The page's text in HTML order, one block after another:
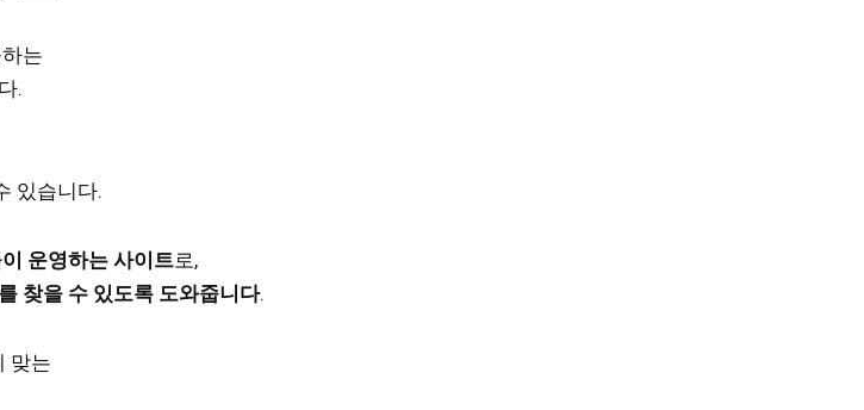
는
.
있습니다.
운영하는 사이트로,
찾을 수 있도록 도와줍니다.
맞는